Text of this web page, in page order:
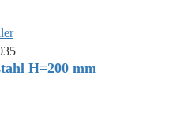
H=200 mm